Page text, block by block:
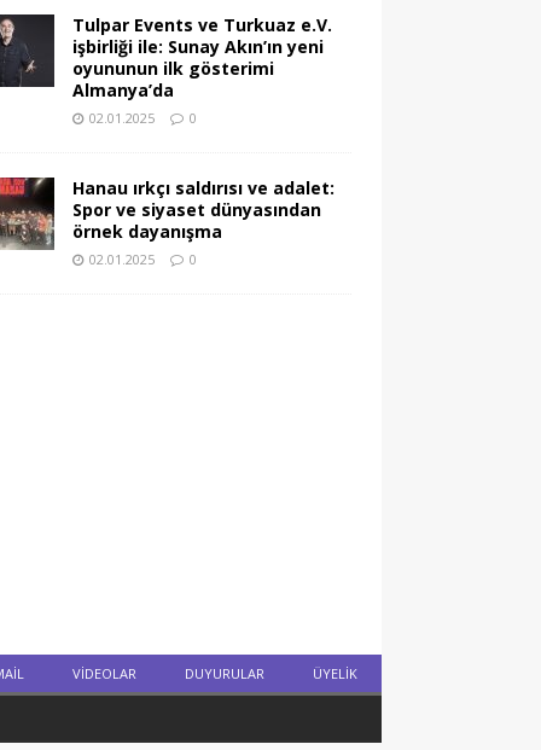
Tulpar Events ve Turkuaz e.V.
işbirliği ile: Sunay Akın’ın yeni
oyununun ilk gösterimi
Almanya’da
02.01.2025 0
Hanau ırkçı saldırısı ve adalet:
Spor ve siyaset dünyasından
örnek dayanışma
02.01.2025 0
VIDEOLAR DUYURULAR ÜYELİK